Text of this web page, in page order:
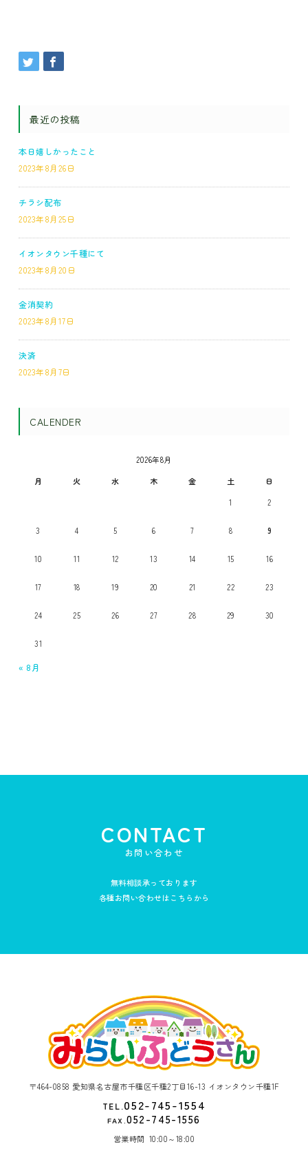
最近の投稿
本日嬉しかったこと
2023年8月26日
チラシ配布
2023年8月25日
イオンタウン千種にて
2023年8月20日
金消契約
2023年8月17日
決済
2023年8月7日
CALENDER
2026年8月
月
火 水 木 金 土
日
1
2
3 4 5 6 7 8 9
10 11 12 13 14 15 16
17 18 19 20 21 22 23
24 25 26 27 28 29 30
31
« 8月
CONTACT
お問い合わせ
無料相談承っております
各種お問い合わせはこちらから
〒464-0858 愛知県名古屋市千種区千種2丁目16-13 イオンタウン千種1F
TEL.052-745-1554
FAX.052-745-1556
営業時間 10:00～18:00